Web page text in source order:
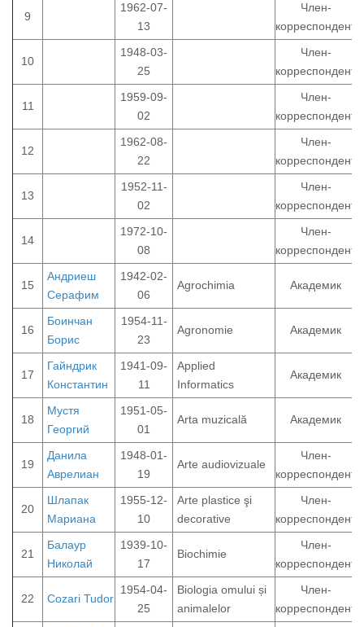
9
1962-07-
13
Член-
корреспондент
10
1948-03-
25
Член-
корреспондент
11
1959-09-
02
Член-
корреспондент
12
1962-08-
22
Член-
корреспондент
13
1952-11-
02
Член-
корреспондент
14
1972-10-
08
Член-
корреспондент
15
Андриеш
Серафим
1942-02-
06
Agrochimia Академик
16
Боинчан
Борис
1954-11-
23
Agronomie Академик
17
Гайндрик
Константин
1941-09-
11
Applied
Informatics
Академик
18
Мустя
Георгий
1951-05-
01
Arta muzicală Академик
19
Данила
Аврелиан
1948-01-
19
Arte audiovizuale
Член-
корреспондент
20
Шлапак
Мариана
1955-12-
10
Arte plastice şi
decorative
Член-
корреспондент
21
Балаур
Николай
1939-10-
17
Biochimie
Член-
корреспондент
22 Cozari Tudor
1954-04-
25
Biologia omului și
animalelor
Член-
корреспондент